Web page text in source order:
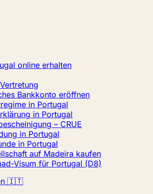
online erhalten
Bankkonto eröffnen
in Portugal
in Portugal
– CRUE
in Portugal
in Portugal
auf Madeira kaufen
Visum für Portugal (D8)
🇮🇹